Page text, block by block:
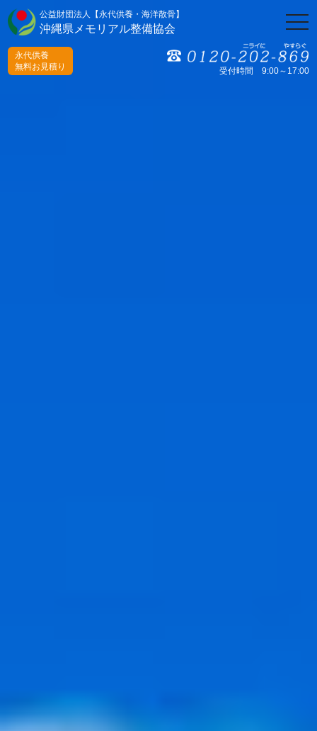
公益財団法人【永代供養・海洋散骨】
沖縄県メモリアル整備協会
受付時間 9:00～17:00
永代供養
無料お見積り